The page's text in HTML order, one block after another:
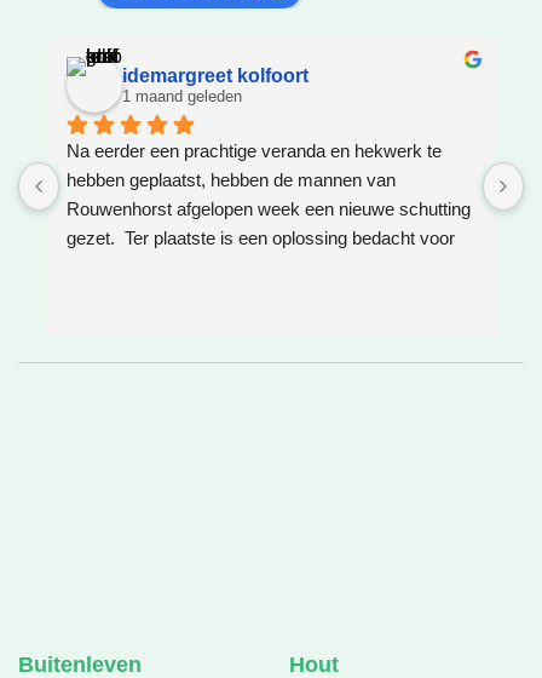
idemargreet kolfoort
1 maand geleden
Na eerder een prachtige veranda en hekwerk te
hebben geplaatst, hebben de mannen van
Rouwenhorst afgelopen week een nieuwe schutting
gezet.  Ter plaatste is een oplossing bedacht voor
Buitenleven Hout